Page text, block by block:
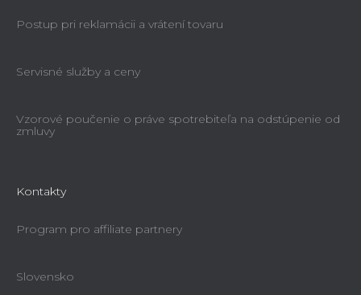
Postup pri reklamácii a vrátení tovaru
Servisné služby a ceny
Vzorové poučenie o práve spotrebiteľa na odstúpenie od
zmluvy
Kontakty
Program pro affiliate partnery
Slovensko